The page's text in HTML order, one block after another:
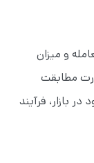
و میزان
مطابقت
بازار، فرآیند